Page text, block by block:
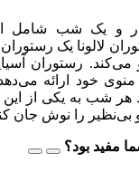
و یک شب شامل
لالونا یک رستوران
می‌کند. رستوران
خود ارائه
هر شب به یکی از این
را نوش جان
مفید بود؟